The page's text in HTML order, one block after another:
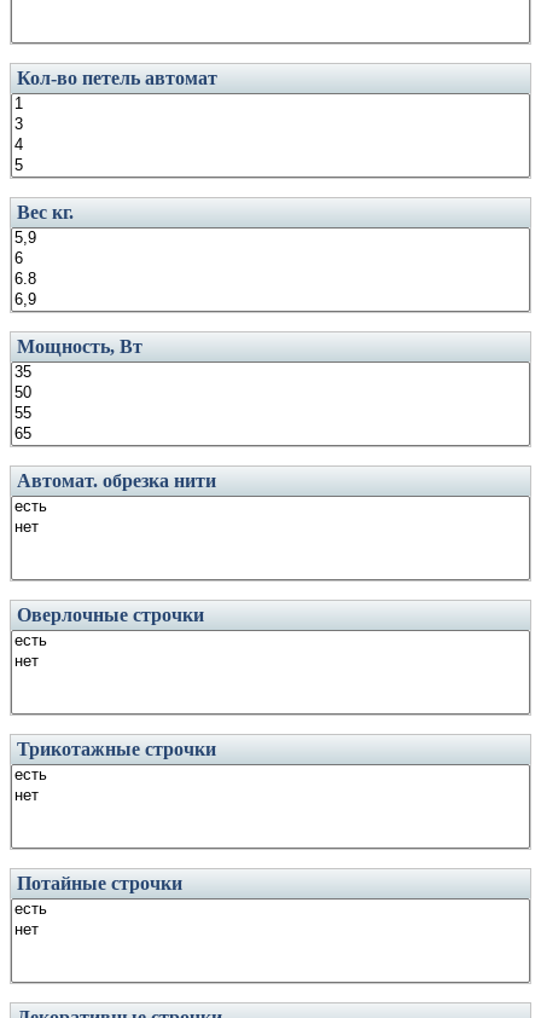
Кол-во петель автомат
Вес кг.
Мощность, Вт
Автомат. обрезка нити
Оверлочные строчки
Трикотажные строчки
Потайные строчки